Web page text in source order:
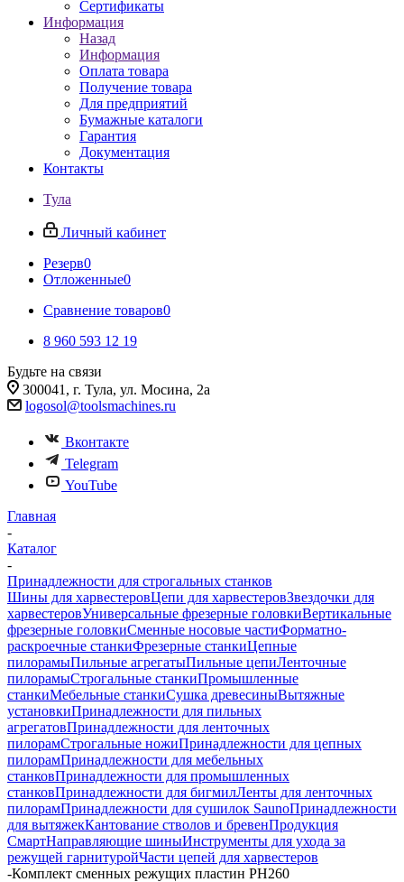
Сертификаты
Информация
Назад
Информация
Оплата товара
Получение товара
Для предприятий
Бумажные каталоги
Гарантия
Документация
Контакты
Тула
Личный кабинет
Резерв0
Отложенные0
Сравнение товаров0
8 960 593 12 19
Будьте на связи
300041, г. Тула, ул. Мосина, 2а
logosol@toolsmachines.ru
Вконтакте
Telegram
YouTube
Главная
-
Каталог
-
Принадлежности для строгальных станков
Шины для харвестеровЦепи для харвестеровЗвездочки для
харвестеровУниверсальные фрезерные головкиВертикальные
фрезерные головкиСменные носовые частиФорматно-
раскроечные станкиФрезерные станкиЦепные
пилорамыПильные агрегатыПильные цепиЛенточные
пилорамыСтрогальные станкиПромышленные
станкиМебельные станкиСушка древесиныВытяжные
установкиПринадлежности для пильных
агрегатовПринадлежности для ленточных
пилорамСтрогальные ножиПринадлежности для цепных
пилорамПринадлежности для мебельных
станковПринадлежности для промышленных
станковПринадлежности для бигмилЛенты для ленточных
пилорамПринадлежности для сушилок SaunoПринадлежности
для вытяжекКантование стволов и бревенПродукция
СмартНаправляющие шиныИнструменты для ухода за
режущей гарнитуройЧасти цепей для харвестеров
-Комплект сменных режущих пластин PH260